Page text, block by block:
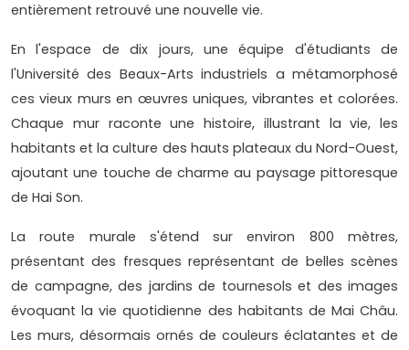
entièrement retrouvé une nouvelle vie.
En l'espace de dix jours, une équipe d'étudiants de
l'Université des Beaux-Arts industriels a métamorphosé
ces vieux murs en œuvres uniques, vibrantes et colorées.
Chaque mur raconte une histoire, illustrant la vie, les
habitants et la culture des hauts plateaux du Nord-Ouest,
ajoutant une touche de charme au paysage pittoresque
de Hai Son.
La route murale s'étend sur environ 800 mètres,
présentant des fresques représentant de belles scènes
de campagne, des jardins de tournesols et des images
évoquant la vie quotidienne des habitants de Mai Châu.
Les murs, désormais ornés de couleurs éclatantes et de